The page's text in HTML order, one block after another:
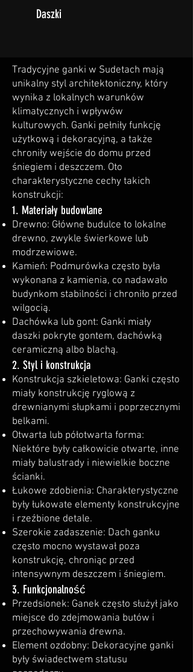
Daszki
Tradycyjne ganki w Sudetach mają
unikalny styl architektoniczny, który
wynika z lokalnych warunków
klimatycznych i wpływów
kulturowych. Ganki pełniły funkcję
użytkową i dekoracyjną, a także
chroniły wejście do domu przed
śniegiem i deszczem. Oto
charakterystyczne cechy takich
konstrukcji:
1. Materiały budowlane
Drewno: Główne budulce to lokalne
drewno, zwykle świerkowe lub
modrzewiowe.
Kamień: Podmurówka często była
wykonana z kamienia, co nadawało
budynkom stabilności i chroniło przed
wilgocią.
Dachówka lub gont: Ganki miały
daszki pokryte gontem, dachówką
ceramiczną albo blachą.
2. Styl i konstrukcja
Konstrukcja szkieletowa: Ganki często
miały konstrukcję ryglową z
drewnianymi słupkami i poprzecznymi
belkami.
Otwarta lub półotwarta forma:
Niektóre były całkowicie otwarte, inne
miały balustrady i niewielkie boczne
ścianki.
Łukowe zdobienia: Charakterystyczne
były łukowate elementy konstrukcyjne
i rzeźbione detale.
Szerokie zadaszenie: Dach ganku
często mocno wystawał poza
konstrukcję, chroniąc przed
intensywnym deszczem i śniegiem.
3. Funkcjonalność
Przedsionek: Ganek często służył jako
miejsce do zdejmowania butów i
przechowywania drewna.
Element ozdobny: Dekoracyjne ganki
były świadectwem statusu